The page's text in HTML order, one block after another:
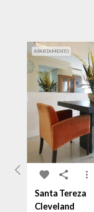
APARTAMENTO
Santa Tereza
Cleveland